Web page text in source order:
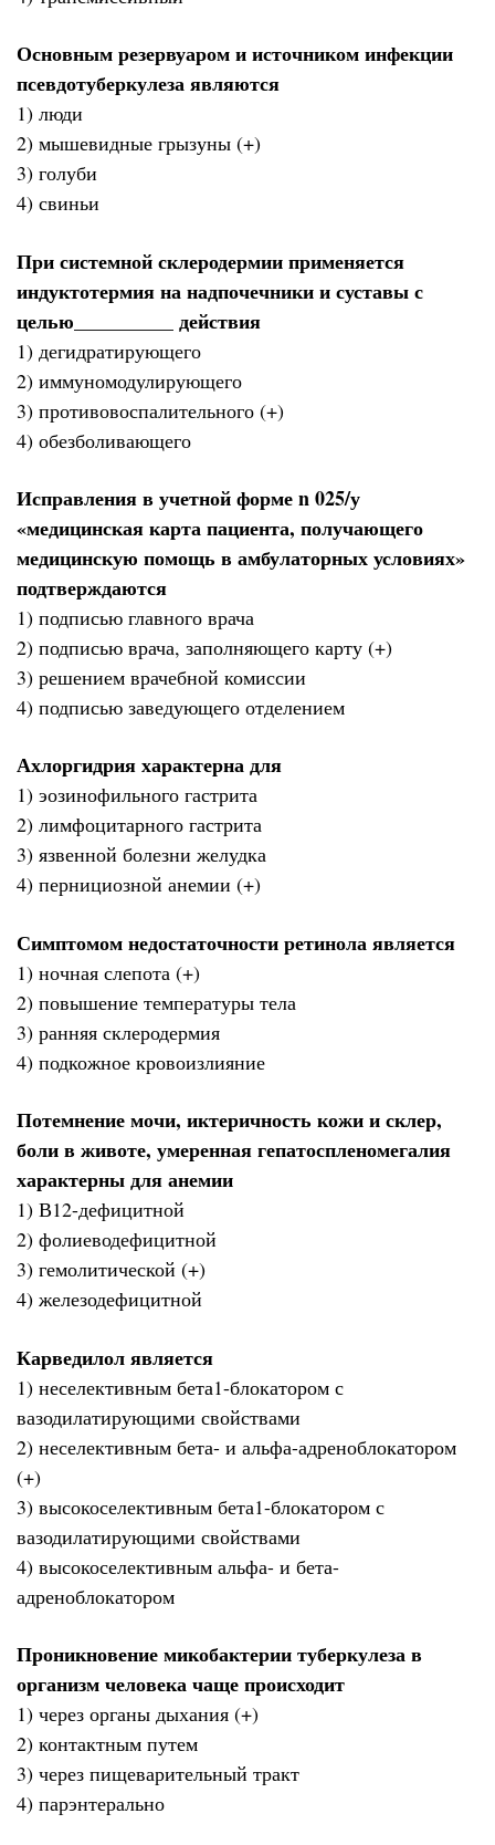
Основным резервуаром и источником инфекции
псевдотуберкулеза являются
1) люди
2) мышевидные грызуны (+)
3) голуби
4) свиньи
При системной склеродермии применяется
индуктотермия на надпочечники и суставы с
целью__________ действия
1) дегидратирующего
2) иммуномодулирующего
3) противовоспалительного (+)
4) обезболивающего
Исправления в учетной форме n 025/у
«медицинская карта пациента, получающего
медицинскую помощь в амбулаторных условиях»
подтверждаются
1) подписью главного врача
2) подписью врача, заполняющего карту (+)
3) решением врачебной комиссии
4) подписью заведующего отделением
Ахлоргидрия характерна для
1) эозинофильного гастрита
2) лимфоцитарного гастрита
3) язвенной болезни желудка
4) пернициозной анемии (+)
Симптомом недостаточности ретинола является
1) ночная слепота (+)
2) повышение температуры тела
3) ранняя склеродермия
4) подкожное кровоизлияние
Потемнение мочи, иктеричность кожи и склер,
боли в животе, умеренная гепатоспленомегалия
характерны для анемии
1) В12-дефицитной
2) фолиеводефицитной
3) гемолитической (+)
4) железодефицитной
Карведилол является
1) неселективным бета1-блокатором с
вазодилатирующими свойствами
2) неселективным бета- и альфа-адреноблокатором
(+)
3) высокоселективным бета1-блокатором с
вазодилатирующими свойствами
4) высокоселективным альфа- и бета-
адреноблокатором
Проникновение микобактерии туберкулеза в
организм человека чаще происходит
1) через органы дыхания (+)
2) контактным путем
3) через пищеварительный тракт
4) парэнтерально